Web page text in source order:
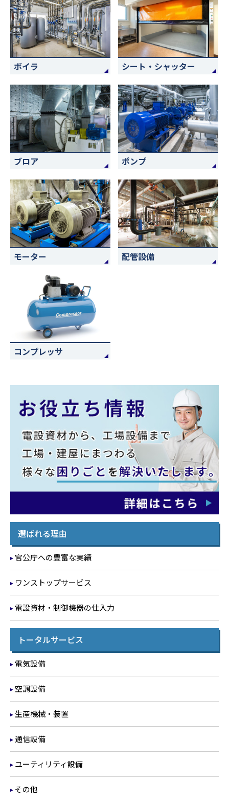
ボイラ シート・シャッター
ブロア ポンプ
モーター 配管設備
コンプレッサ
選ばれる理由
官公庁への豊富な実績
ワンストップサービス
電設資材・制御機器の仕入力
トータルサービス
電気設備
空調設備
生産機械・装置
通信設備
ユーティリティ設備
その他